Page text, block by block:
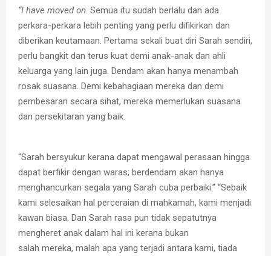
“I have moved on . Semua itu sudah berlalu dan ada
perkara-perkara lebih penting yang perlu difikirkan dan
diberikan keutamaan. Pertama sekali buat diri Sarah sendiri,
perlu bangkit dan terus kuat demi anak-anak dan ahli
keluarga yang lain juga. Dendam akan hanya menambah
rosak suasana. Demi kebahagiaan mereka dan demi
pembesaran secara sihat, mereka memerlukan suasana
dan persekitaran yang baik.
“Sarah bersyukur kerana dapat mengawal perasaan hingga
dapat berfikir dengan waras; berdendam akan hanya
menghancurkan segala yang Sarah cuba perbaiki.” “Sebaik
kami selesaikan hal perceraian di mahkamah, kami menjadi
kawan biasa. Dan Sarah rasa pun tidak sepatutnya
mengheret anak dalam hal ini kerana bukan
salah mereka, malah apa yang terjadi antara kami, tiada